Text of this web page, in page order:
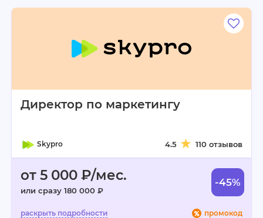
Директор по маркетингу
Skypro 4.5 110 отзывов
от 5 000 ₽/мес.
или сразу 180 000 ₽
-45%
промокод